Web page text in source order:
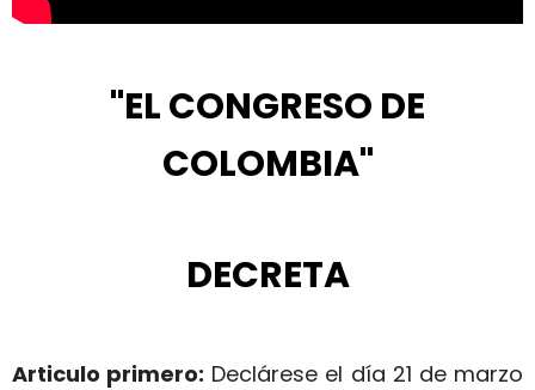
"EL CONGRESO DE
COLOMBIA"
DECRETA
Articulo primero: Declárese el día 21 de marzo